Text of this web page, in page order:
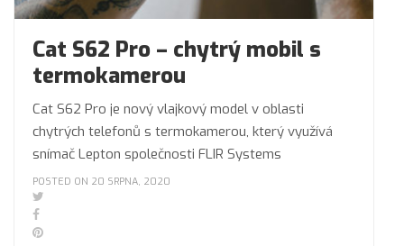
Cat S62 Pro – chytrý mobil s
termokamerou
Cat S62 Pro je nový vlajkový model v oblasti
chytrých telefonů s termokamerou, který využívá
snímač Lepton společnosti FLIR Systems
POSTED ON 20 SRPNA, 2020